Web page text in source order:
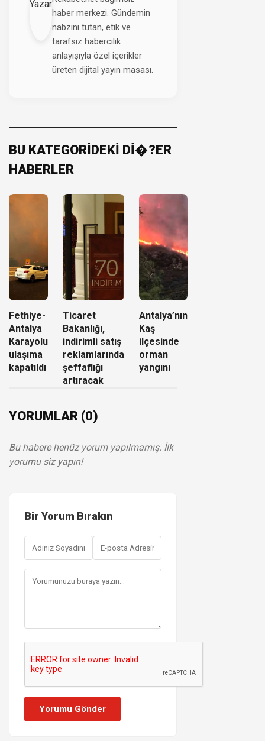
haber merkezi. Gündemin
nabzını tutan, etik ve
tarafsız habercilik
anlayışıyla özel içerikler
üreten dijital yayın masası.
BU KATEGORİDEKİ Dİ�?ER
HABERLER
Fethiye-
Antalya
Karayolu
ulaşıma
kapatıldı
Ticaret
Bakanlığı,
indirimli satış
reklamlarında
şeffaflığı
artıracak
Antalya’nın
Kaş
ilçesinde
orman
yangını
YORUMLAR (0)
Bu habere henüz yorum yapılmamış. İlk
yorumu siz yapın!
Bir Yorum Bırakın
Yorumu Gönder